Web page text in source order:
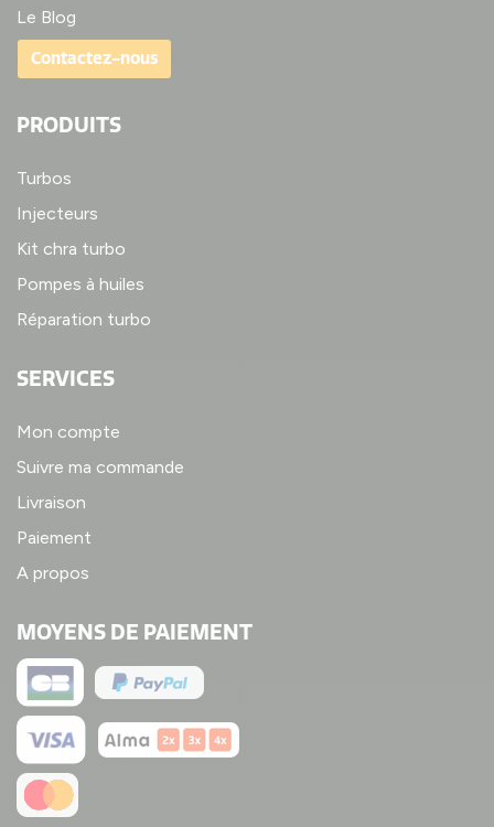
Le Blog
Contactez-nous
PRODUITS
Turbos
Injecteurs
Kit chra turbo
Pompes à huiles
Réparation turbo
SERVICES
Mon compte
Suivre ma commande
Livraison
Paiement
A propos
MOYENS DE PAIEMENT